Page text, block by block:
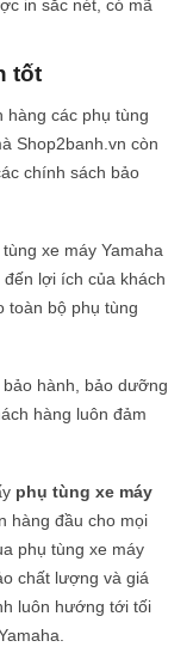
in sắc nét, có mã
tốt
hàng các phụ tùng
Shop2banh.vn còn
chính sách bảo
xe máy Yamaha
lợi ích của khách
toàn bộ phụ tùng
hành, bảo dưỡng
hàng luôn đảm
phụ tùng xe máy
hàng đầu cho mọi
phụ tùng xe máy
chất lượng và giá
luôn hướng tới tối